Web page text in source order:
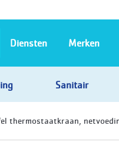
Sanitair
Diensten Merken
thermostaatkraan,